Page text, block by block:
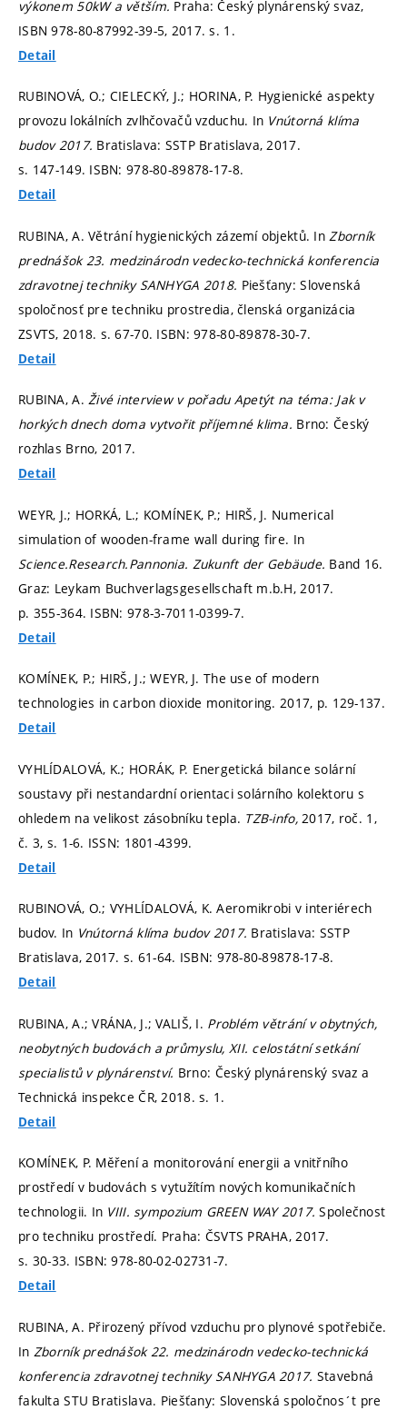
výkonem 50kW a větším. Praha: Český plynárenský svaz,
ISBN 978-80-87992-39-5, 2017.s. 1.
Detail
RUBINOVÁ, O.; CIELECKÝ, J.; HORINA, P. Hygienické aspekty
provozu lokálních zvlhčovačů vzduchu. In Vnútorná klíma
budov 2017. Bratislava: SSTP Bratislava, 2017.
s. 147-149. ISBN: 978-80-89878-17-8.
Detail
RUBINA, A. Větrání hygienických zázemí objektů. In Zborník
prednášok 23. medzinárodn vedecko-technická konferencia
zdravotnej techniky SANHYGA 2018. Piešťany: Slovenská
spoločnosť pre techniku prostredia, členská organizácia
ZSVTS, 2018. s. 67-70. ISBN: 978-80-89878-30-7.
Detail
RUBINA, A.Živé interview v pořadu Apetýt na téma: Jak v
horkých dnech doma vytvořit příjemné klima. Brno: Český
rozhlas Brno, 2017.
Detail
WEYR, J.; HORKÁ, L.; KOMÍNEK, P.; HIRŠ, J. Numerical
simulation of wooden-frame wall during fire. In
Science.Research.Pannonia. Zukunft der Gebäude. Band 16.
Graz: Leykam Buchverlagsgesellschaft m.b.H, 2017.
p. 355-364. ISBN: 978-3-7011-0399-7.
Detail
KOMÍNEK, P.; HIRŠ, J.; WEYR, J. The use of modern
technologies in carbon dioxide monitoring. 2017, p. 129-137.
Detail
VYHLÍDALOVÁ, K.; HORÁK, P. Energetická bilance solární
soustavy při nestandardní orientaci solárního kolektoru s
ohledem na velikost zásobníku tepla. TZB-info, 2017, roč. 1,
č. 3, s. 1-6. ISSN: 1801-4399.
Detail
RUBINOVÁ, O.; VYHLÍDALOVÁ, K. Aeromikrobi v interiérech
budov. In Vnútorná klíma budov 2017. Bratislava: SSTP
Bratislava, 2017.s. 61-64. ISBN: 978-80-89878-17-8.
Detail
RUBINA, A.; VRÁNA, J.; VALIŠ, I. Problém větrání v obytných,
neobytných budovách a průmyslu, XII. celostátní setkání
specialistů v plynárenství. Brno: Český plynárenský svaz a
Technická inspekce ČR, 2018.s. 1.
Detail
KOMÍNEK, P. Měření a monitorování energii a vnitřního
prostředí v budovách s vytužítím nových komunikačních
technologii. In VIII. sympozium GREEN WAY 2017.Společnost
pro techniku prostředí. Praha: ČSVTS PRAHA, 2017.
s. 30-33. ISBN: 978-80-02-02731-7.
Detail
RUBINA, A. Přirozený přívod vzduchu pro plynové spotřebiče.
In Zborník prednášok 22. medzinárodn vedecko-technická
konferencia zdravotnej techniky SANHYGA 2017. Stavebná
fakulta STU Bratislava. Piešťany: Slovenská spoločnos´t pre